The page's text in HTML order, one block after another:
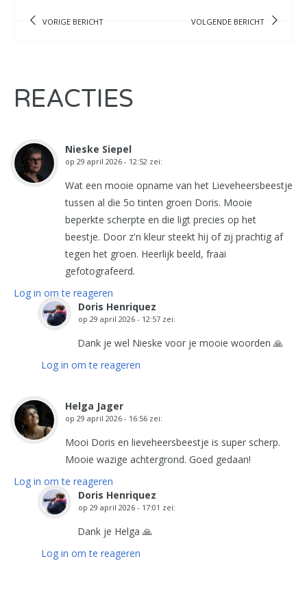
VORIGE BERICHT VOLGENDE BERICHT
REACTIES
Nieske Siepel
op 29 april 2026 - 12:52 zei:
Wat een mooie opname van het Lieveheersbeestje
tussen al die 5o tinten groen Doris. Mooie
beperkte scherpte en die ligt precies op het
beestje. Door z'n kleur steekt hij of zij prachtig af
tegen het groen. Heerlijk beeld, fraai
gefotografeerd.
Log in om te reageren
Doris Henriquez
op 29 april 2026 - 12:57 zei:
Dank je wel Nieske voor je mooie woorden 🙏
Log in om te reageren
Helga Jager
op 29 april 2026 - 16:56 zei:
Mooi Doris en lieveheersbeestje is super scherp.
Mooie wazige achtergrond. Goed gedaan!
Log in om te reageren
Doris Henriquez
op 29 april 2026 - 17:01 zei:
Dank je Helga 🙏
Log in om te reageren